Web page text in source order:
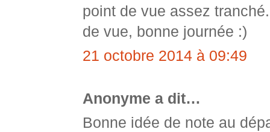
point de vue assez
de vue, bonne journée :)
21 octobre 2014 à 09:49
Anonyme a dit…
Bonne idée de note au